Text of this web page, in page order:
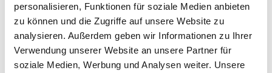
personalisieren, Funktionen für soziale Medien anbieten
zu können und die Zugriffe auf unsere Website zu
analysieren. Außerdem geben wir Informationen zu Ihrer
Verwendung unserer Website an unsere Partner für
soziale Medien, Werbung und Analysen weiter. Unsere